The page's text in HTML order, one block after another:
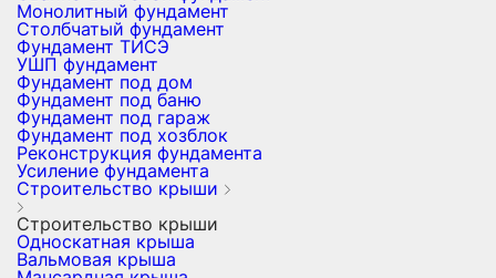
Монолитный фундамент
Столбчатый фундамент
Фундамент ТИСЭ
УШП фундамент
Фундамент под дом
Фундамент под баню
Фундамент под гараж
Фундамент под хозблок
Реконструкция фундамента
Усиление фундамента
Строительство крыши
Строительство крыши
Односкатная крыша
Вальмовая крыша